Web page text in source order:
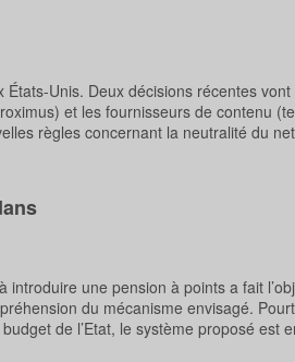
Unis. Deux décisions récentes
et les fournisseurs de contenu
règles concernant la neutralité du
une pension à points a fait
du mécanisme envisagé.
de l’Etat, le système proposé est